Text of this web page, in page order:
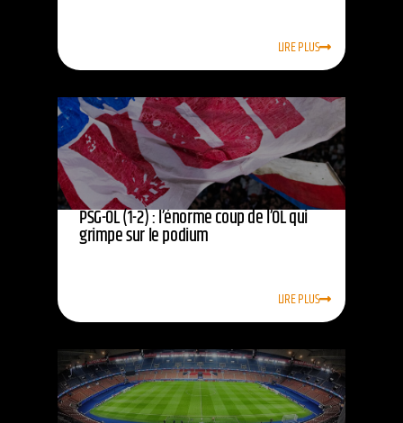
LIRE PLUS
PSG-OL (1-2) : l’énorme coup de l’OL qui
grimpe sur le podium
LIRE PLUS